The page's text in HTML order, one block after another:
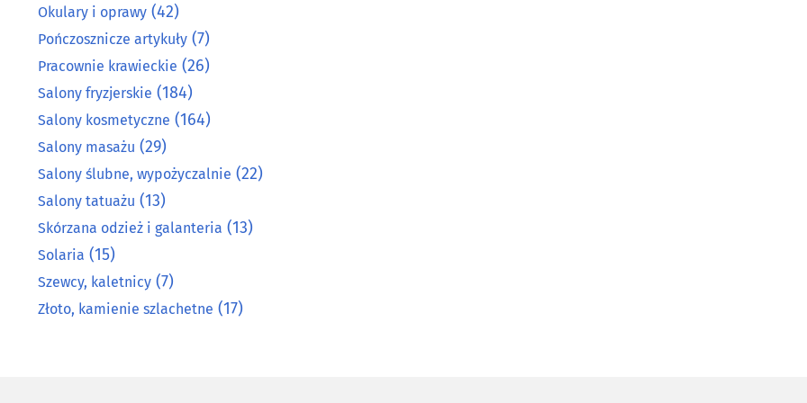
Okulary i oprawy (42)
Pończosznicze artykuły (7)
Pracownie krawieckie (26)
Salony fryzjerskie (184)
Salony kosmetyczne (164)
Salony masażu (29)
Salony ślubne, wypożyczalnie (22)
Salony tatuażu (13)
Skórzana odzież i galanteria (13)
Solaria (15)
Szewcy, kaletnicy (7)
Złoto, kamienie szlachetne (17)